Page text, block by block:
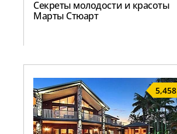
Секреты молодости и красоты
Марты Стюарт
5,458